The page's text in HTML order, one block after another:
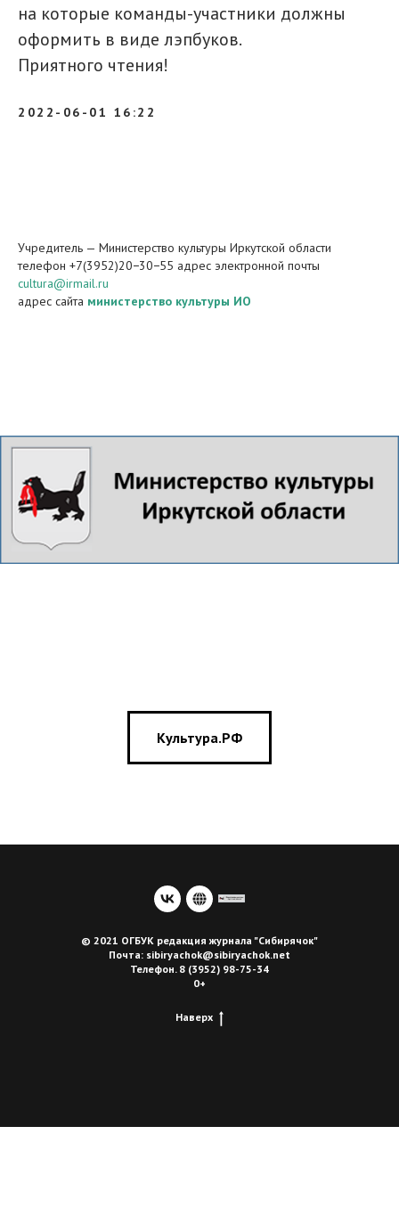
на которые команды-участники должны
оформить в виде лэпбуков.
Приятного чтения!
2022-06-01 16:22
Учредитель — Министерство культуры Иркутской области
телефон +7(3952)20−30−55 адрес электронной почты
cultura@irmail.ru
адрес сайта министерство культуры ИО
Культура.РФ
© 2021 ОГБУК редакция журнала "Сибирячок"
Почта: sibiryachok@sibiryachok.net
Телефон. 8 (3952) 98-75-34
0+
Наверх